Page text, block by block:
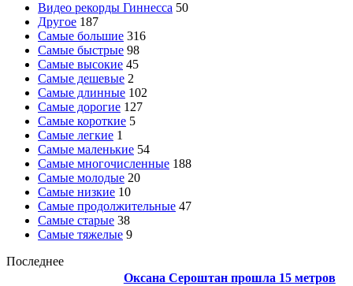
Видео рекорды Гиннесса 50
Другое 187
Самые большие 316
Самые быстрые 98
Самые высокие 45
Самые дешевые 2
Самые длинные 102
Самые дорогие 127
Самые короткие 5
Самые легкие 1
Самые маленькие 54
Самые многочисленные 188
Самые молодые 20
Самые низкие 10
Самые продолжительные 47
Самые старые 38
Самые тяжелые 9
Последнее
Оксана Сероштан прошла 15 метров